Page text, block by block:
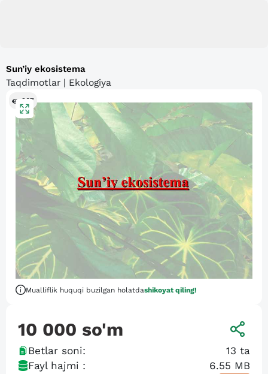
Sun’iy ekosistema
Taqdimotlar | Ekologiya
207
Mualliflik huquqi buzilgan holatdashikoyat qiling!
10 000 so'm
Betlar soni: 13 ta
Fayl hajmi :
6.55 MB